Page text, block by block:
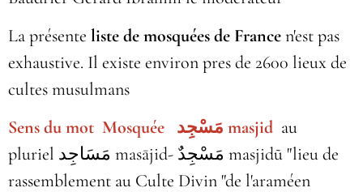
La présente liste de mosquées de Francen'est pas
exhaustive. Il existe environ pres de 2600 lieux de
cultes musulmans
Sens du mot
Mosquée مَسْجِد masjid au
pluriel مَسَاجِد‎ masājid- مَسْجِدٌ masjidũ "lieu de
rassemblement au Culte Divin "de l'araméen